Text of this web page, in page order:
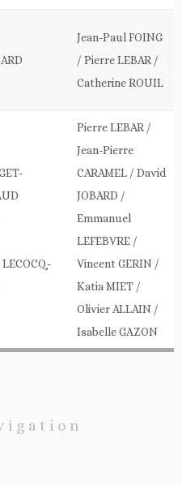
Jean-Paul FOING
/ Pierre LEBAR /
Catherine ROUIL
Pierre LEBAR /
Jean-Pierre
CARAMEL / David
JOBARD /
Emmanuel
LEFEBVRE /
Vincent GERIN /
Katia MIET /
Olivier ALLAIN /
Isabelle GAZON